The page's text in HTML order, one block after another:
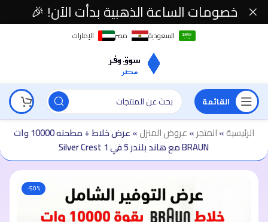
السعودية مصر الإمارات
القائمة
الرئيسية»المتجر»عروض المنزل»
عرض خلاط + مطحنه 10000 وات
BRAUN مع هاند بلندر 5 في 1 Silver Crest
-50%
خصومات الساعة الذهبية بدأت الآن! 🎉